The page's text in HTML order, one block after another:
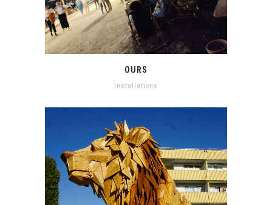
OURS
Installations